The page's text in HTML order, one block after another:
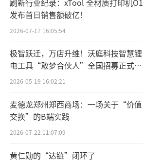
发布首日销售额破亿！
2026-07-17 16:05:54
极智跃迁，万店升维！沃庭科技智慧锂
电工具“敢梦合伙人”全国招募正式启
动
2026-05-19 16:02:21
麦德龙郑州郑西商场：一场关于“价值
交换”的B端实践
2026-07-22 11:07:09
黄仁勋的“达链”闭环了